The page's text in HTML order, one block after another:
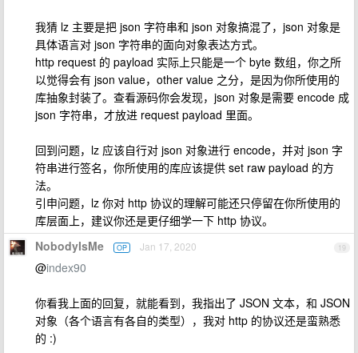
我猜 lz 主要是把 json 字符串和 json 对象搞混了，json 对象是
具体语言对 json 字符串的面向对象表达方式。
http request 的 payload 实际上只能是一个 byte 数组，你之所
以觉得会有 json value，other value 之分，是因为你所使用的
库抽象封装了。查看源码你会发现，json 对象是需要 encode 成
json 字符串，才放进 request payload 里面。
回到问题，lz 应该自行对 json 对象进行 encode，并对 json 字
符串进行签名，你所使用的库应该提供 set raw payload 的方
法。
引申问题，lz 你对 http 协议的理解可能还只停留在你所使用的
库层面上，建议你还是更仔细学一下 http 协议。
19
NobodyIsMe OP Jan 17, 2020
@index90
你看我上面的回复，就能看到，我指出了 JSON 文本，和 JSON
对象（各个语言有各自的类型），我对 http 的协议还是蛮熟悉
的 :)